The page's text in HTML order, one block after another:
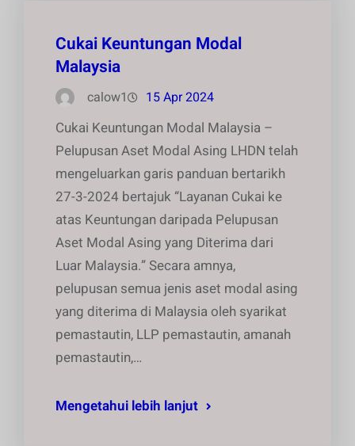
Cukai Keuntungan Modal
Malaysia
calow1 15 Apr 2024
Cukai Keuntungan Modal Malaysia –
Pelupusan Aset Modal Asing LHDN telah
mengeluarkan garis panduan bertarikh
27-3-2024 bertajuk “Layanan Cukai ke
atas Keuntungan daripada Pelupusan
Aset Modal Asing yang Diterima dari
Luar Malaysia.” Secara amnya,
pelupusan semua jenis aset modal asing
yang diterima di Malaysia oleh syarikat
pemastautin, LLP pemastautin, amanah
pemastautin,…
Mengetahui lebih lanjut